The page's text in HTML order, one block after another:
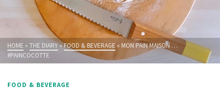
HOME » THE DIARY»FOOD & BEVERAGE » MON PAIN MAISON …
#PAINCOCOTTE
FOOD & BEVERAGE